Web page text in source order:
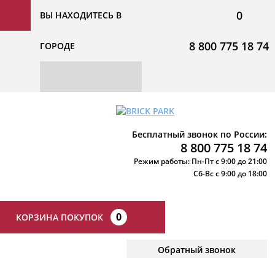
ВЫ НАХОДИТЕСЬ В
ГОРОДЕ
0
8 800 775 18 74
Бесплатный звонок по России:
8 800 775 18 74
Режим работы: Пн-Пт с 9:00 до 21:00
Сб-Вс с 9:00 до 18:00
КОРЗИНА ПОКУПОК 0
Обратный звонок